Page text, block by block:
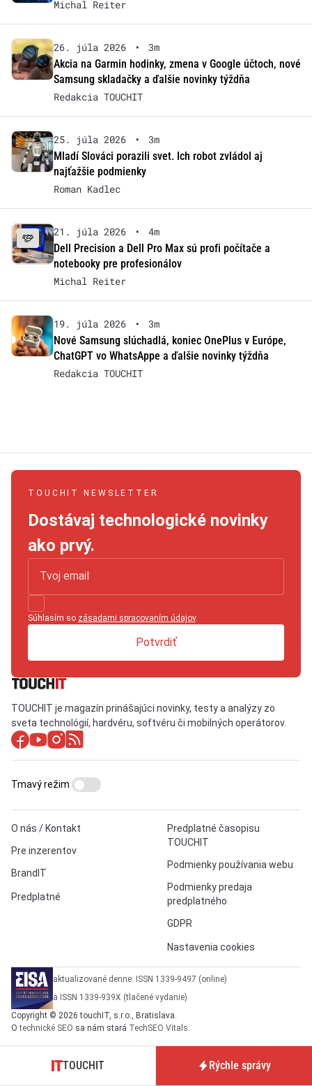
Michal Reiter
26. júla 2026 •
3m
Akcia na Garmin hodinky, zmena v Google účtoch, nové
Samsung skladačky a ďalšie novinky týždňa
Redakcia TOUCHIT
25. júla 2026 •
3m
Mladí Slováci porazili svet. Ich robot zvládol aj
najťažšie podmienky
Roman Kadlec
21. júla 2026 •
4m
Dell Precision a Dell Pro Max sú profi počítače a
notebooky pre profesionálov
Michal Reiter
19. júla 2026 •
3m
Nové Samsung slúchadlá, koniec OnePlus v Európe,
ChatGPT vo WhatsAppe a ďalšie novinky týždňa
Redakcia TOUCHIT
TOUCHIT NEWSLETTER
Dostávaj technologické novinky
ako prvý.
Súhlasím so zásadami spracovaním údajov.
Potvrdiť
TOUCHIT je magazín prinášajúci novinky, testy a analýzy zo
sveta technológií, hardvéru, softvéru či mobilných operátorov.
O nás / Kontakt
Pre inzerentov
BrandIT
Predplatné
Predplatné časopisu
TOUCHIT
Podmienky používania webu
Podmienky predaja
predplatného
GDPR
Nastavenia cookies
Tmavý režim
aktualizované denne: ISSN 1339-9497 (online)
a ISSN 1339-939X (tlačené vydanie)
Copyright © 2026 touchIT, s.r.o., Bratislava.
Otechnické SEO sa nám stará TechSEO Vitals
TOUCHIT Rýchle správy